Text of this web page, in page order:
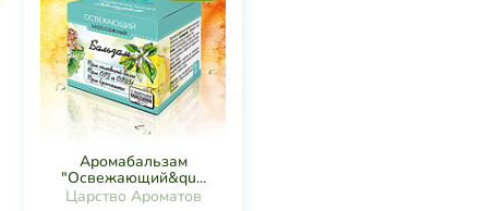
Аромабальзам
"Освежающий&qu...
Царство Ароматов